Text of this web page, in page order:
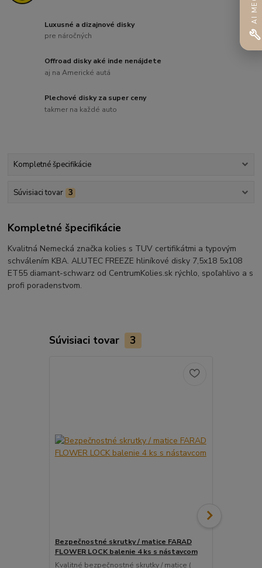
Luxusné a dizajnové disky
pre náročných
Offroad disky aké inde nenájdete
aj na Americké autá
Plechové disky za super ceny
takmer na každé auto
Kompletné špecifikácie
Súvisiaci tovar 3
Kompletné špecifikácie
Kvalitná Nemecká značka kolies s TUV certifikátmi a typovým
schválením KBA. ALUTEC FREEZE hliníkové disky 7,5x18 5x108
ET55 diamant-schwarz od CentrumKolies.sk rýchlo, spoľahlivo a s
profi poradenstvom.
Súvisiaci tovar 3
Bezpečnostné skrutky / matice FARAD
FLOWER LOCK balenie 4 ks s nástavcom
Kvalitné bezpečnostné skrutky / matice (